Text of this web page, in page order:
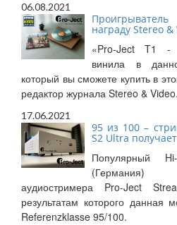
06.08.2021
награду Stereo &
«Pro-Ject T1 -
винила в
который вы сможете купить в
редактор журнала Stereo & Video.
17.06.2021
95 из 100 –
S2 Ultra
Популярный
(Германия)
аудиостримера Pro-Ject
результатам которого данная
Referenzklasse 95/100.